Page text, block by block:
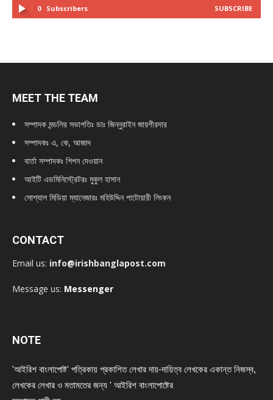
0 Subscribers SUBSCRIBE
MEET THE TEAM
সম্পাদক মন্ডলির সভাপতিঃ ডাঃ জিন্নুরাইন জায়গীরদার
সম্পাদকঃ এ, কে, আজাদ
বার্তা সম্পাদকঃ শিপন দেওয়ান
আইটি এডমিনিস্ট্রেটরঃ মুকুল হাসান
সোশ্যাল মিডিয়া ম্যানেজারঃ মহিউদ্দিন পাটোয়ারী লিংকন
CONTACT
Email us: info@irishbanglapost.com
Message us: Messenger
NOTE
'আইরিশ বাংলাপোষ্ট' পত্রিকায় প্রকাশিত লেখার দায়-দায়িত্ব লেখকের একান্ত নিজস্ব,
লেখকের লেখার ও মতামতের জন্য ' আইরিশ বাংলাপোষ্টের